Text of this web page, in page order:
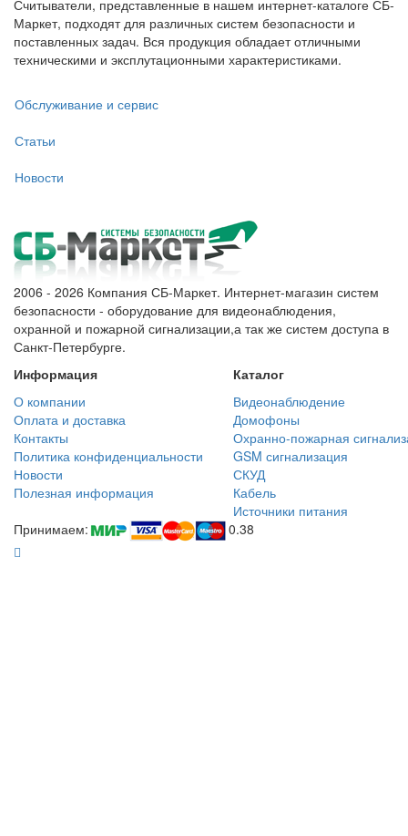
Считыватели, представленные в нашем интернет-каталоге СБ-
Маркет, подходят для различных систем безопасности и
поставленных задач. Вся продукция обладает отличными
техническими и эксплутационными характеристиками.
Обслуживание и сервис
Статьи
Новости
2006 - 2026 Компания СБ-Маркет. Интернет-магазин систем
безопасности - оборудование для видеонаблюдения,
охранной и пожарной сигнализации,а так же систем доступа в
Санкт-Петербурге.
Информация
Каталог
О компании
Видеонаблюдение
Оплата и доставка
Домофоны
Контакты
Охранно-пожарная
Политика конфиденциальности
GSM сигнализация
Новости
СКУД
Полезная информация
Кабель
Источники питания
Принимаем:
0.38